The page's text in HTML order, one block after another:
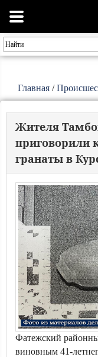
Главная /
Жителя
приговорили
гранаты в
Фатежский
виновным 41-